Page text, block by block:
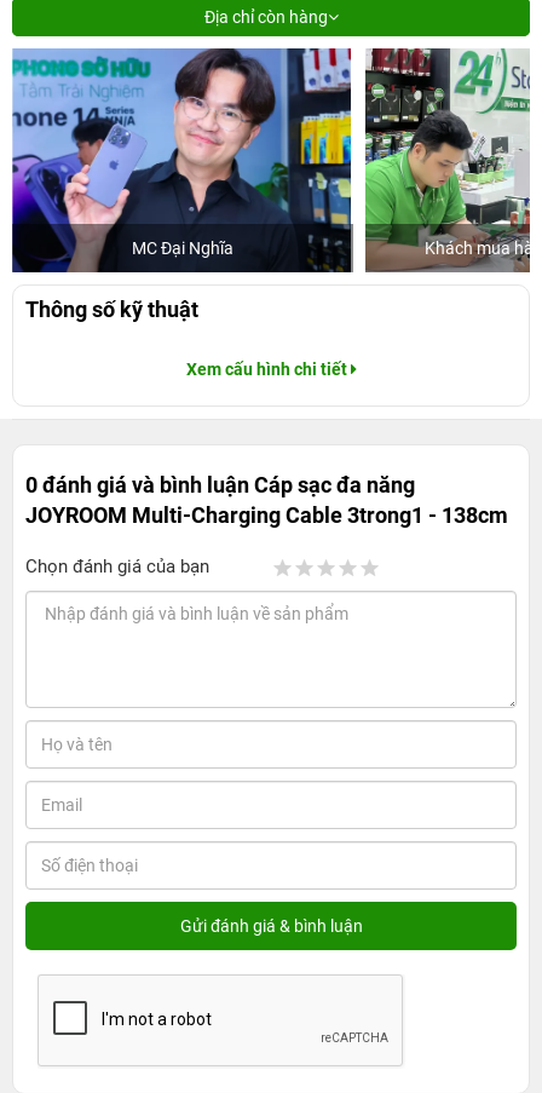
Địa chỉ còn hàng
MC Đại Nghĩa Khách mua
Thông số kỹ thuật
Xem cấu hình chi tiết
0 đánh giá và bình luậnCáp sạc đa năng
JOYROOM Multi-Charging Cable 3trong1 - 138cm
Chọn đánh giá của bạn